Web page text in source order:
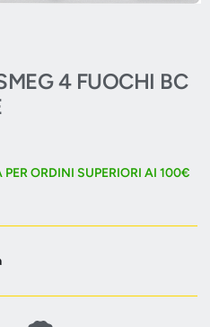
4 FUOCHI BC
ORDINI SUPERIORI AI 100€